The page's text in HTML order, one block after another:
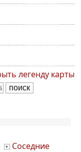
легенду карты
+ Соседние